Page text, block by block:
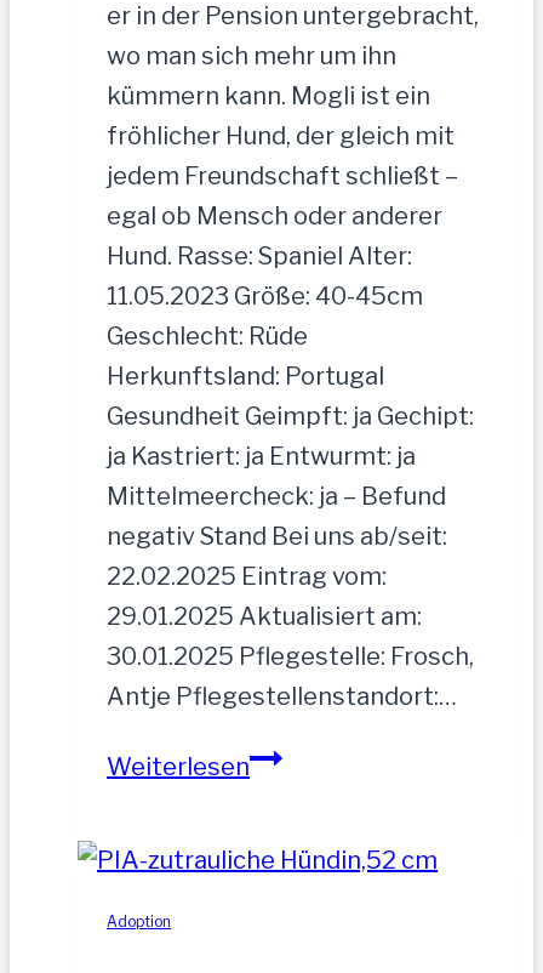
er in der Pension untergebracht,
wo man sich mehr um ihn
kümmern kann. Mogli ist ein
fröhlicher Hund, der gleich mit
jedem Freundschaft schließt –
egal ob Mensch oder anderer
Hund. Rasse: Spaniel Alter:
11.05.2023 Größe: 40-45cm
Geschlecht: Rüde
Herkunftsland: Portugal
Gesundheit Geimpft: ja Gechipt:
ja Kastriert: ja Entwurmt: ja
Mittelmeercheck: ja – Befund
negativ Stand Bei uns ab/seit:
22.02.2025 Eintrag vom:
29.01.2025 Aktualisiert am:
30.01.2025 Pflegestelle: Frosch,
Antje Pflegestellenstandort:…
WeiterlesenMOGLI
Adoption